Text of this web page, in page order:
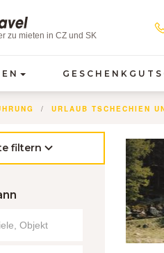
zu mieten in CZ und SK
filtern